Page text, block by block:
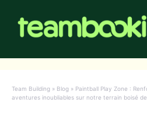
contenu
Team Building » Blog » Paintball Play Zone :
aventures inoubliables sur notre terrain boisé